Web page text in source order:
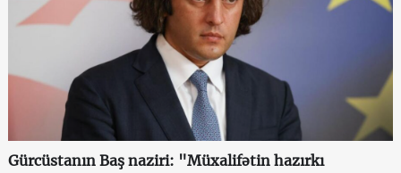
Gürcüstanın Baş naziri: "Müxalifətin hazırkı